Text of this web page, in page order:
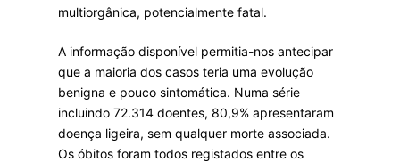
multiorgânica, potencialmente fatal.
A informação disponível permitia-nos antecipar
que a maioria dos casos teria uma evolução
benigna e pouco sintomática. Numa série
incluindo 72.314 doentes, 80,9% apresentaram
doença ligeira, sem qualquer morte associada.
Os óbitos foram todos registados entre os